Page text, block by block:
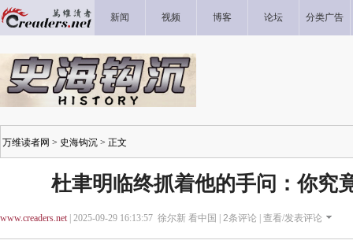
新闻 视频 博客 论坛 分类广告
万维读者网 > 史海钩沉 > 正文
杜聿明临终抓着他的手问：你究
www.creaders.net| 2025-09-29 16:13:57 徐尔新 看中国 | 2条评论 | 查看/发表评论